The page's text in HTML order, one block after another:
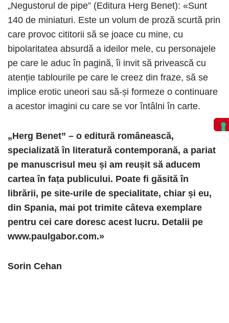
„Negustorul de pipe” (Editura Herg Benet): «Sunt
140 de miniaturi. Este un volum de proză scurtă prin
care provoc cititorii să se joace cu mine, cu
bipolaritatea absurdă a ideilor mele, cu personajele
pe care le aduc în pagină, îi invit să privească cu
atenție tablourile pe care le creez din fraze, să se
implice erotic uneori sau să-și formeze o continuare
a acestor imagini cu care se vor întâlni în carte.
„Herg Benet” – o editură românească,
specializată în literatură contemporană, a pariat
pe manuscrisul meu și am reușit să aducem
cartea în fața publicului. Poate fi găsită în
librării, pe site-urile de specialitate, chiar și eu,
din Spania, mai pot trimite câteva exemplare
pentru cei care doresc acest lucru. Detalii pe
www.paulgabor.com.»
Sorin Cehan